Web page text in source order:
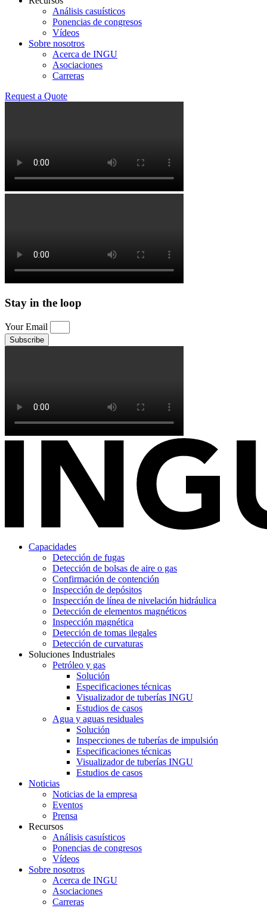
Análisis casuísticos
Ponencias de congresos
Vídeos
Sobre nosotros
Acerca de INGU
Asociaciones
Carreras
Request a Quote
Stay in the loop
Your Email
Subscribe
Capacidades
Detección de fugas
Detección de bolsas de aire o gas
Confirmación de contención
Inspección de depósitos
Inspección de línea de nivelación hidráulica
Detección de elementos magnéticos
Inspección magnética
Detección de tomas ilegales
Detección de curvaturas
Soluciones Industriales
Petróleo y gas
Solución
Especificaciones técnicas
Visualizador de tuberías INGU
Estudios de casos
Agua y aguas residuales
Solución
Inspecciones de tuberías de impulsión
Especificaciones técnicas
Visualizador de tuberías INGU
Estudios de casos
Noticias
Noticias de la empresa
Eventos
Prensa
Recursos
Análisis casuísticos
Ponencias de congresos
Vídeos
Sobre nosotros
Acerca de INGU
Asociaciones
Carreras